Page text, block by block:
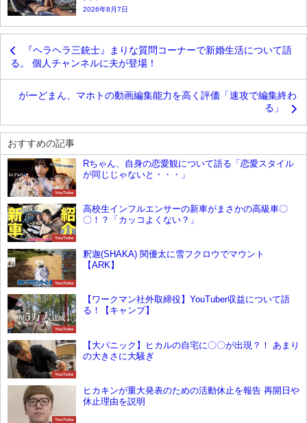
2026年8月7日
『ヘラヘラ三銃士』まりな質問コーナーで新婚生活について語
る。 個人チャンネルに夫が登場！
がーどまん、マホトの動画編集能力を高く評価「速攻で編集終わ
る」
おすすめの記事
YouTube
Rちゃん、自身の恋愛観について語る「恋愛スタイル
が同じじゃないと・・・」
YouTube
高校生インフルエンサーの新車がまさかの高級車〇
〇！？「カッコよくない？」
YouTube
釈迦(SHAKA) 関優太に雪フクロウでマウント
【ARK】
YouTube
【ワークマン社外取締役】YouTuber収益について語
る！【キャンプ】
YouTube
【大パニック】ヒカルの自宅に〇〇が出現？！ あまり
の大きさに大騒ぎ
YouTube
ヒカキンが重大発表のための活動休止を報告 再開日や
休止理由を説明